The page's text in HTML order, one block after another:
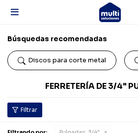

Búsquedas recomendadas
Discos para corte metal
FERRETERÍA DE 3/4"